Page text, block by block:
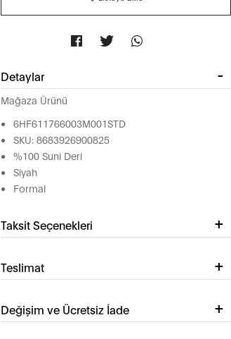
Detaylar
Mağaza Ürünü
6HF611766003M001STD
SKU: 8683926900825
%100 Suni Deri
Siyah
Formal
Taksit Seçenekleri
Teslimat
Değişim ve Ücretsiz İade